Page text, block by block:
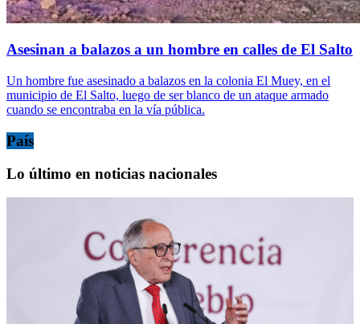
Asesinan a balazos a un hombre en calles de El Salto
Un hombre fue asesinado a balazos en la colonia El Muey, en el
municipio de El Salto, luego de ser blanco de un ataque armado
cuando se encontraba en la vía pública.
País
Lo último en noticias nacionales